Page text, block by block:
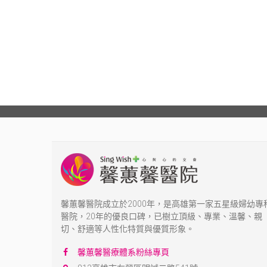
馨蕙馨醫院成立於2000年，是高雄第一家五星級婦幼專
醫院，20年的優良口碑，已樹立頂級、專業、溫馨、親
切、舒適等人性化特質與優質形象。
馨蕙馨醫療體系粉絲專頁